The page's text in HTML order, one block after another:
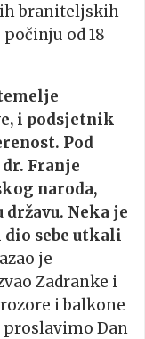
braniteljskih
od 18
i podsjetnik
Pod
Franje
naroda,
Neka je
sebe utkali
je
Zadranke i
i balkone
proslavimo Dan